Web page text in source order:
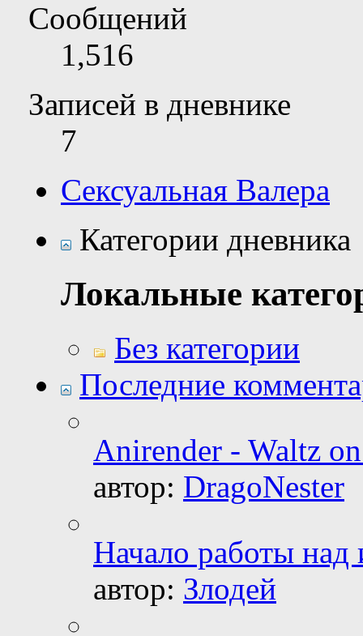
Сообщений
1,516
Записей в дневнике
7
Сексуальная Валера
Категории дневника
Локальные
Без категории
Последние
Anirender - Waltz
автор: DragoNester
Начало работы над
автор: Злодей